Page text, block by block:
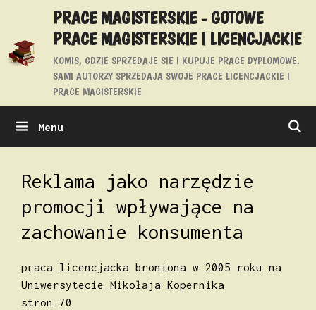
treści
PRACE MAGISTERSKIE - GOTOWE
PRACE MAGISTERSKIE I LICENCJACKIE
KOMIS, GDZIE SPRZEDAJE SIE I KUPUJE PRACE DYPLOMOWE.
SAMI AUTORZY SPRZEDAJA SWOJE PRACE LICENCJACKIE I
PRACE MAGISTERSKIE
Menu
Reklama jako narzędzie
promocji wpływające na
zachowanie konsumenta
praca licencjacka broniona w 2005 roku na
Uniwersytecie Mikołaja Kopernika
stron 70